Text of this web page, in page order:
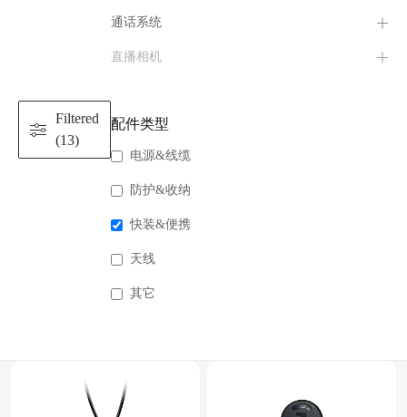
Filtered
(13)
通话系统
直播相机
配件类型
电源&线缆
防护&收纳
快装&便携
天线
其它